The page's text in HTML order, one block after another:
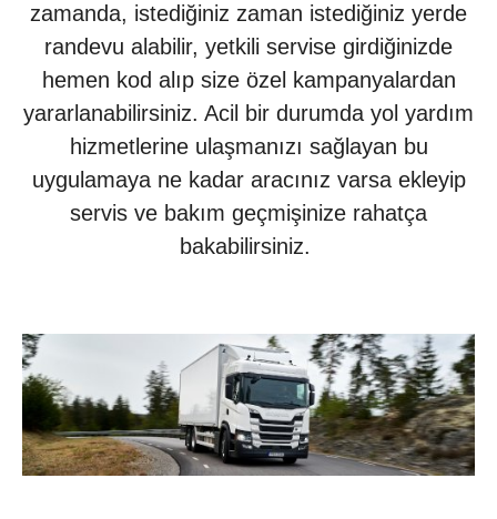
zamanda, istediğiniz zaman istediğiniz yerde
randevu alabilir, yetkili servise girdiğinizde
hemen kod alıp size özel kampanyalardan
yararlanabilirsiniz. Acil bir durumda yol yardım
hizmetlerine ulaşmanızı sağlayan bu
uygulamaya ne kadar aracınız varsa ekleyip
servis ve bakım geçmişinize rahatça
bakabilirsiniz.